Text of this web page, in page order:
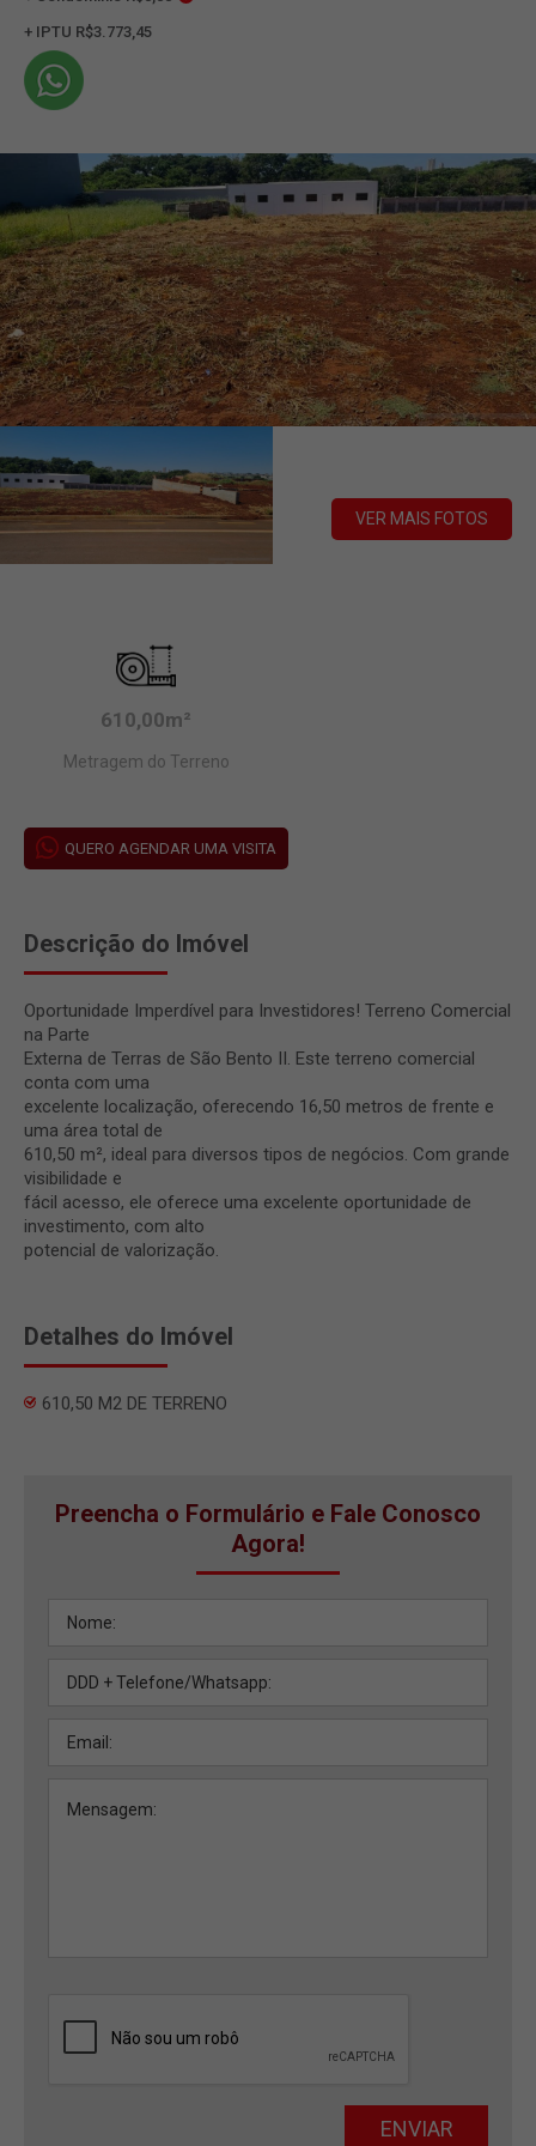
+ IPTU R$3.773,45
VER MAIS FOTOS
610,00m²
Metragem do Terreno
QUERO AGENDAR UMA VISITA
Descrição do Imóvel
Oportunidade Imperdível para Investidores! Terreno Comercial
na Parte
Externa de Terras de São Bento II. Este terreno comercial
conta com uma
excelente localização, oferecendo 16,50 metros de frente e
uma área total de
610,50 m², ideal para diversos tipos de negócios. Com grande
visibilidade e
fácil acesso, ele oferece uma excelente oportunidade de
investimento, com alto
potencial de valorização.
Detalhes do Imóvel
610,50 M2 DE TERRENO
Preencha o Formulário e Fale Conosco
Agora!